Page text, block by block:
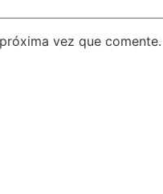
vez que comente.